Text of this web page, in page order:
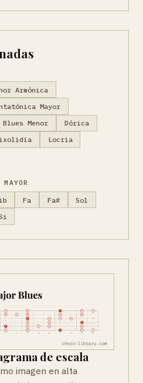
Armónica
Mayor
Blues Menor
Dórica
Locria
Fa Fa#
Sol
de escala
imagen en alta